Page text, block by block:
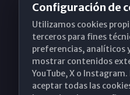
Configuración de
Utilizamos cookies
terceros para fines
preferencias, analíticos
mostrar contenidos
YouTube, X o Instagram.
aceptar todas las